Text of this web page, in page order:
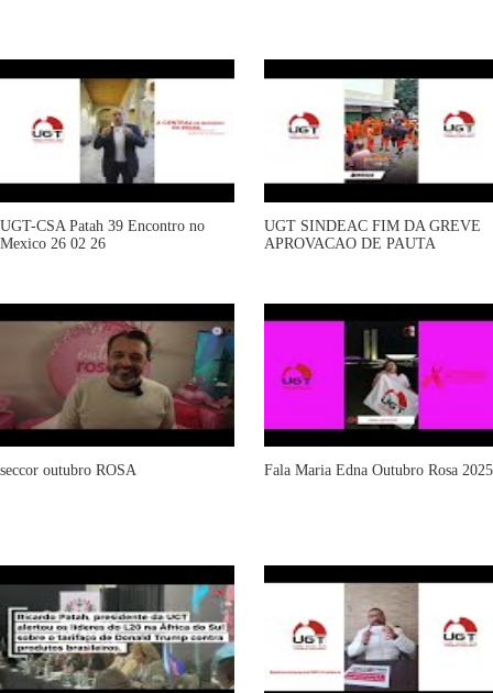
UGT-CSA Patah 39 Encontro no
Mexico 26 02 26
UGT SINDEAC FIM DA GREVE
APROVACAO DE PAUTA
seccor outubro ROSA Fala Maria Edna Outubro Rosa 2025